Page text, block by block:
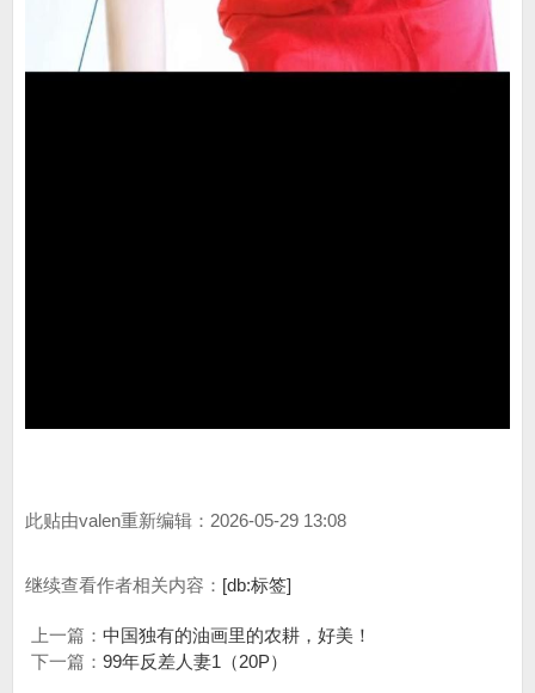
此贴由valen重新编辑：2026-05-29 13:08
继续查看作者相关内容： [db:标签]
上一篇： 中国独有的油画里的农耕，好美！
下一篇： 99年反差人妻1（20P）